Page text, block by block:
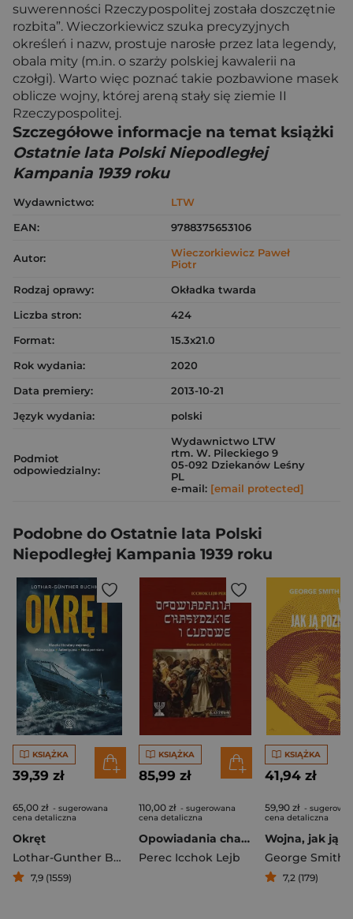
suwerenności Rzeczypospolitej została doszczętnie
rozbita”. Wieczorkiewicz szuka precyzyjnych
określeń i nazw, prostuje narosłe przez lata legendy,
obala mity (m.in. o szarży polskiej kawalerii na
czołgi). Warto więc poznać takie pozbawione masek
oblicze wojny, której areną stały się ziemie II
Rzeczypospolitej.
Szczegółowe informacje na temat książki
Ostatnie lata Polski Niepodległej
Kampania 1939 roku
Wydawnictwo:
LTW
EAN:
9788375653106
Autor:
Wieczorkiewicz Paweł
Piotr
Rodzaj oprawy:
Okładka twarda
Liczba stron:
424
Format:
15.3x21.0
Rok wydania:
2020
Data premiery:
2013-10-21
Język wydania:
polski
Podmiot
odpowiedzialny:
Wydawnictwo LTW
rtm. W. Pileckiego 9
05-092 Dziekanów Leśny
PL
e-mail: [email protected]
Podobne do Ostatnie lata Polski
Niepodległej Kampania 1939 roku
KSIĄŻKA
39,39 zł
65,00 zł - sugerowana
cena detaliczna
Okręt
Lothar-Gunther Buchheim
7,9 (1559)
KSIĄŻKA
85,99 zł
110,00 zł - sugerowana
cena detaliczna
Opowiadania chasyǳkie i ludowe.
Perec Icchok Lejb
KSIĄŻKA
41,94 zł
59,90 zł -
cena detaliczna
7,2 (179)